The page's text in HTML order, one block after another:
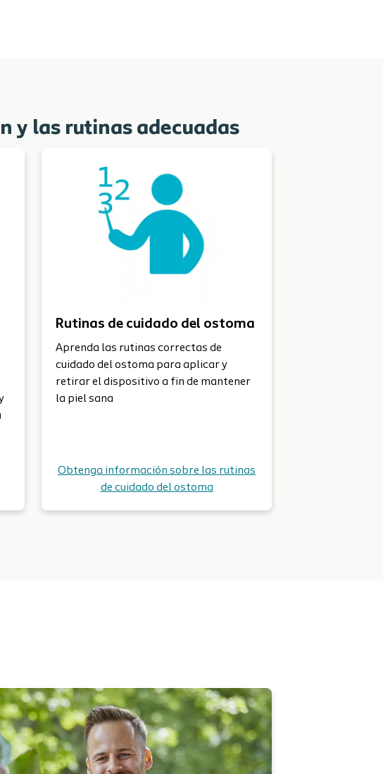
y las rutinas adecuadas
Rutinas de cuidado del ostoma
Aprenda las rutinas correctas de
cuidado del ostoma para aplicar y
retirar el dispositivo a fin de mantener
la piel sana
Obtenga información sobre las rutinas
de cuidado del ostoma
Lea más sobre Coloplast